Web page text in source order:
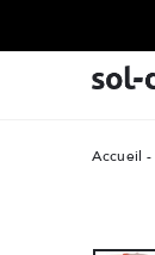
Accueil